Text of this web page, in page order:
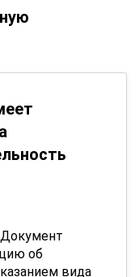
об
вида